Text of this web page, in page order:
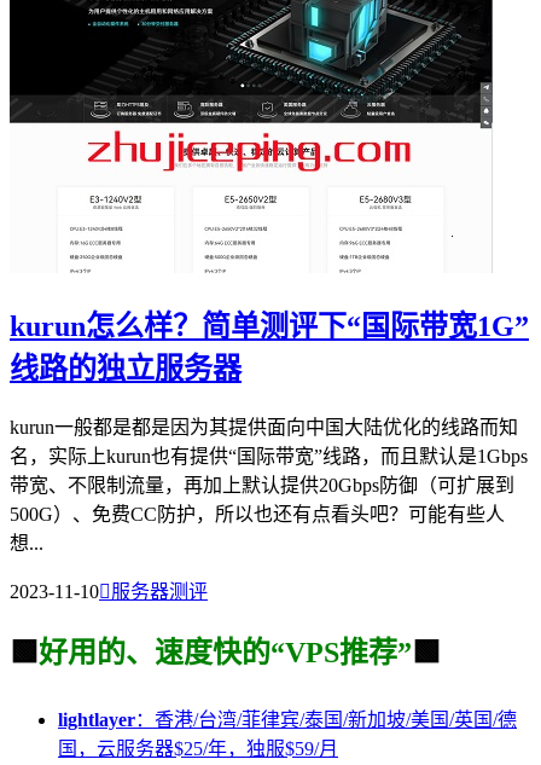
kurun怎么样？简单测评下“国际带宽1G”
线路的独立服务器
kurun一般都是都是因为其提供面向中国大陆优化的线路而知
名，实际上kurun也有提供“国际带宽”线路，而且默认是1Gbps
带宽、不限制流量，再加上默认提供20Gbps防御（可扩展到
500G）、免费CC防护，所以也还有点看头吧？可能有些人
想...
2023-11-10服务器测评
🟩 好用的、速度快的“VPS推荐” 🟩
lightlayer：香港/台湾/菲律宾/泰国/新加坡/美国/英国/德
国，云服务器$25/年，独服$59/月